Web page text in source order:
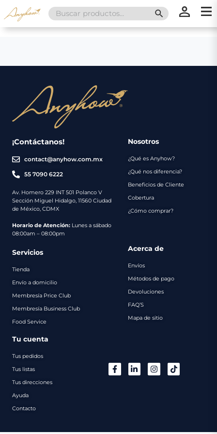
Search
for:
SEARCH
¡Contáctanos!
contact@anyhow.com.mx
55 7090 6222
Av. Homero 229 INT 501 Polanco V
Sección Miguel Hidalgo, 11560 Ciudad
de México, CDMX
Horario de Atención: Lunes a sábado
08:00am – 08:00pm
Nosotros
¿Qué es Anyhow?
¿Qué nos diferencia?
Beneficios de Cliente
Cobertura
¿Cómo comprar?
Servicios
Tienda
Envío a domicilio
Membresía Price Club
Membresía Business Club
Food Service
Acerca de
Envíos
Métodos de pago
Devoluciones
FAQ’S
Mapa de sitio
Tu cuenta
Tus pedidos
Tus listas
Tus direcciones
Ayuda
Contacto
Nosotros
Servicios
Envíos
Métodos
de
Catálogo
Regalos
Contacto